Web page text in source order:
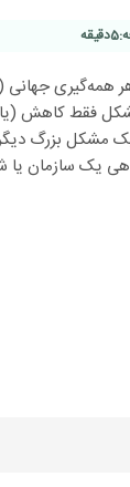
5دقیقه
فقط کاهش
بزرگ دیگر
یک سازمان یا